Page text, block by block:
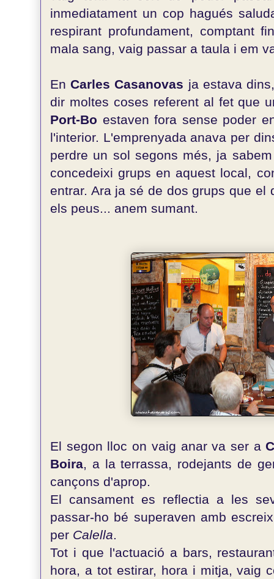
inmediatament un cop hagués
respirant profundament, comptant
mala sang, vaig passar a taula i em
EnCarles Casanovas ja estava
dir moltes coses referent al fet que
Port-Bo estaven fora sense poder
l'interior. L'emprenyada anava per
perdre un sol segons més, ja
concedeixi grups en aquest local,
entrar. Ara ja sé de dos grups que
els peus... anem sumant.
El segon lloc on vaig anar va ser a
Boira, a la terrassa, rodejants de
cançons d'aprop.
El cansament es reflectia a les
passar-ho bé superaven amb
per Calella.
Tot i que l'actuació a bars,
hora, a tot estirar, hora i mitja, vaig